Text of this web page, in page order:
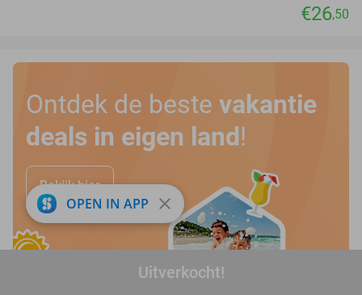
Uitverkocht!
€26,50
Ontdek de beste vakantie
deals in eigen land !
Bekijk hier
OPEN IN APP close